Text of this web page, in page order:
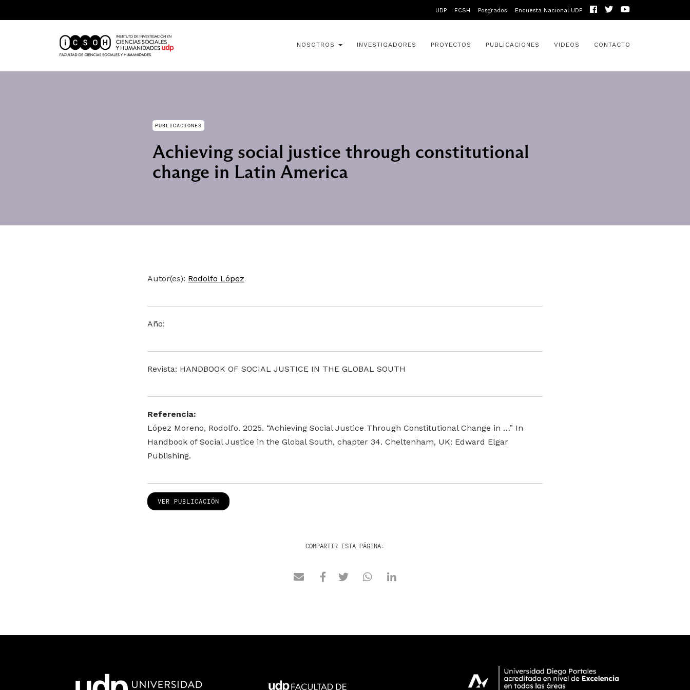
UDP FCSH Posgrados Encuesta Nacional UDP
NOSOTROS INVESTIGADORES PROYECTOS PUBLICACIONES VIDEOS CONTACTO
PUBLICACIONES
Achieving social justice through constitutional
change in Latin America
Autor(es): Rodolfo López
Año:
Revista: HANDBOOK OF SOCIAL JUSTICE IN THE GLOBAL SOUTH
Referencia:
López Moreno, Rodolfo. 2025. “Achieving Social Justice Through Constitutional Change in …” In
Handbook of Social Justice in the Global South, chapter 34. Cheltenham, UK: Edward Elgar
Publishing.
VER PUBLICACIÓN
COMPARTIR ESTA PÁGINA: